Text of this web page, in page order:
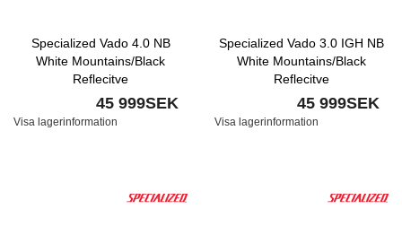
Specialized Vado 4.0 NB
White Mountains/Black
Reflecitve
45 999SEK
Visa lagerinformation
Specialized Vado 3.0 IGH NB
White Mountains/Black
Reflecitve
45 999SEK
Visa lagerinformation